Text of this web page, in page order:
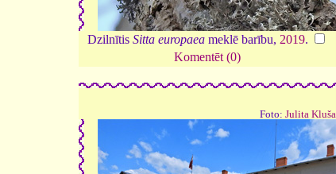
Dzilnītis Sitta europaeameklē barību, 2019.
Komentēt (0)
Foto: Julita Kluša